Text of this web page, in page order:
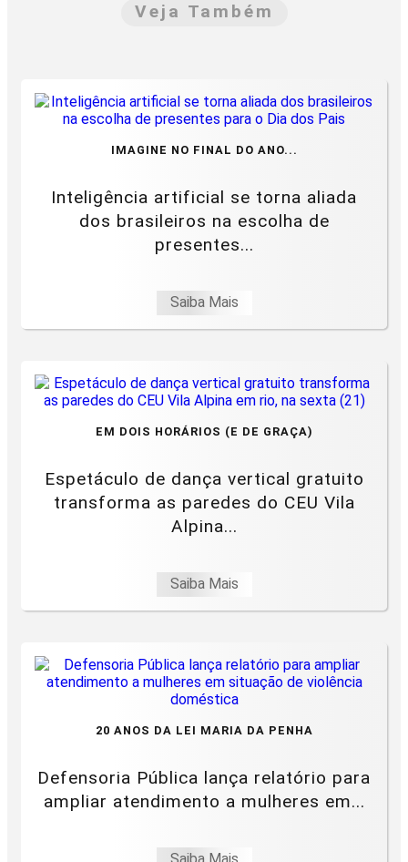
Veja Também
IMAGINE NO FINAL DO ANO...
Inteligência artificial se torna aliada
dos brasileiros na escolha de
presentes...
Saiba Mais
EM DOIS HORÁRIOS (E DE GRAÇA)
Espetáculo de dança vertical gratuito
transforma as paredes do CEU Vila
Alpina...
Saiba Mais
20 ANOS DA LEI MARIA DA PENHA
Defensoria Pública lança relatório para
ampliar atendimento a mulheres em...